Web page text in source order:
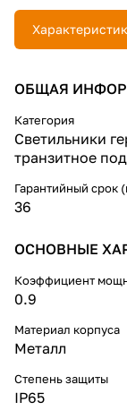
световым потоком
Характеристики:
защиты IP65,
транзитная схема
ОБЩАЯ
Категория
Светильники
транзитное
Гарантийный срок
36
ОСНОВНЫЕ
Коэффициент
0.9
Материал корпуса
Металл
Степень защиты
IP65